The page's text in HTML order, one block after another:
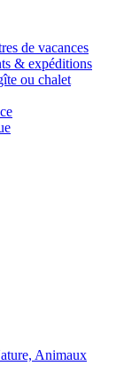
de vacances
& expéditions
ou chalet
Animaux